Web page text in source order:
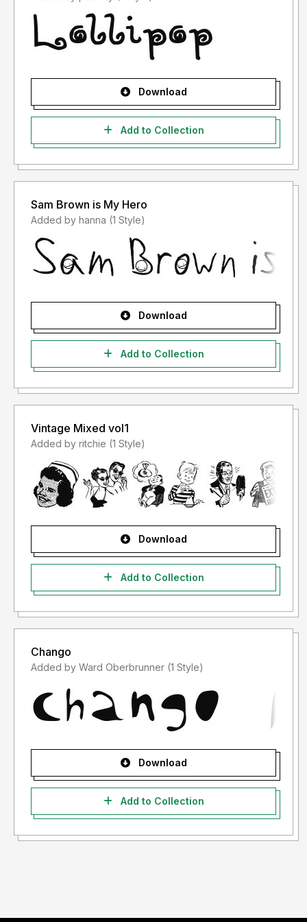
- Lisensi font setelah penggunaan silahkan gunakan sesuai
terms & condition yang berlaku setelah anda membeli
Informasi tentang Lisensi apa yang akan anda perlukan,
silahkan menghubungi kami di :
Terima kasih.
Download
Add to Collection
Sam Brown is My Hero
Added by hanna (1 Style)
Download
Add to Collection
Vintage Mixed vol1
Added by ritchie (1 Style)
Download
Add to Collection
Chango
Added by Ward Oberbrunner (1 Style)
Download
Add to Collection